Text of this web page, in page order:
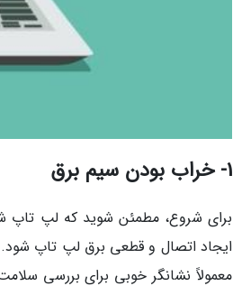
1- خراب بودن سیم برق
برای شروع، مطمئن شوید که لپ تاپ
ایجاد اتصال و قطعی برق لپ تاپ شود.
معمولاً نشانگر خوبی برای بررسی